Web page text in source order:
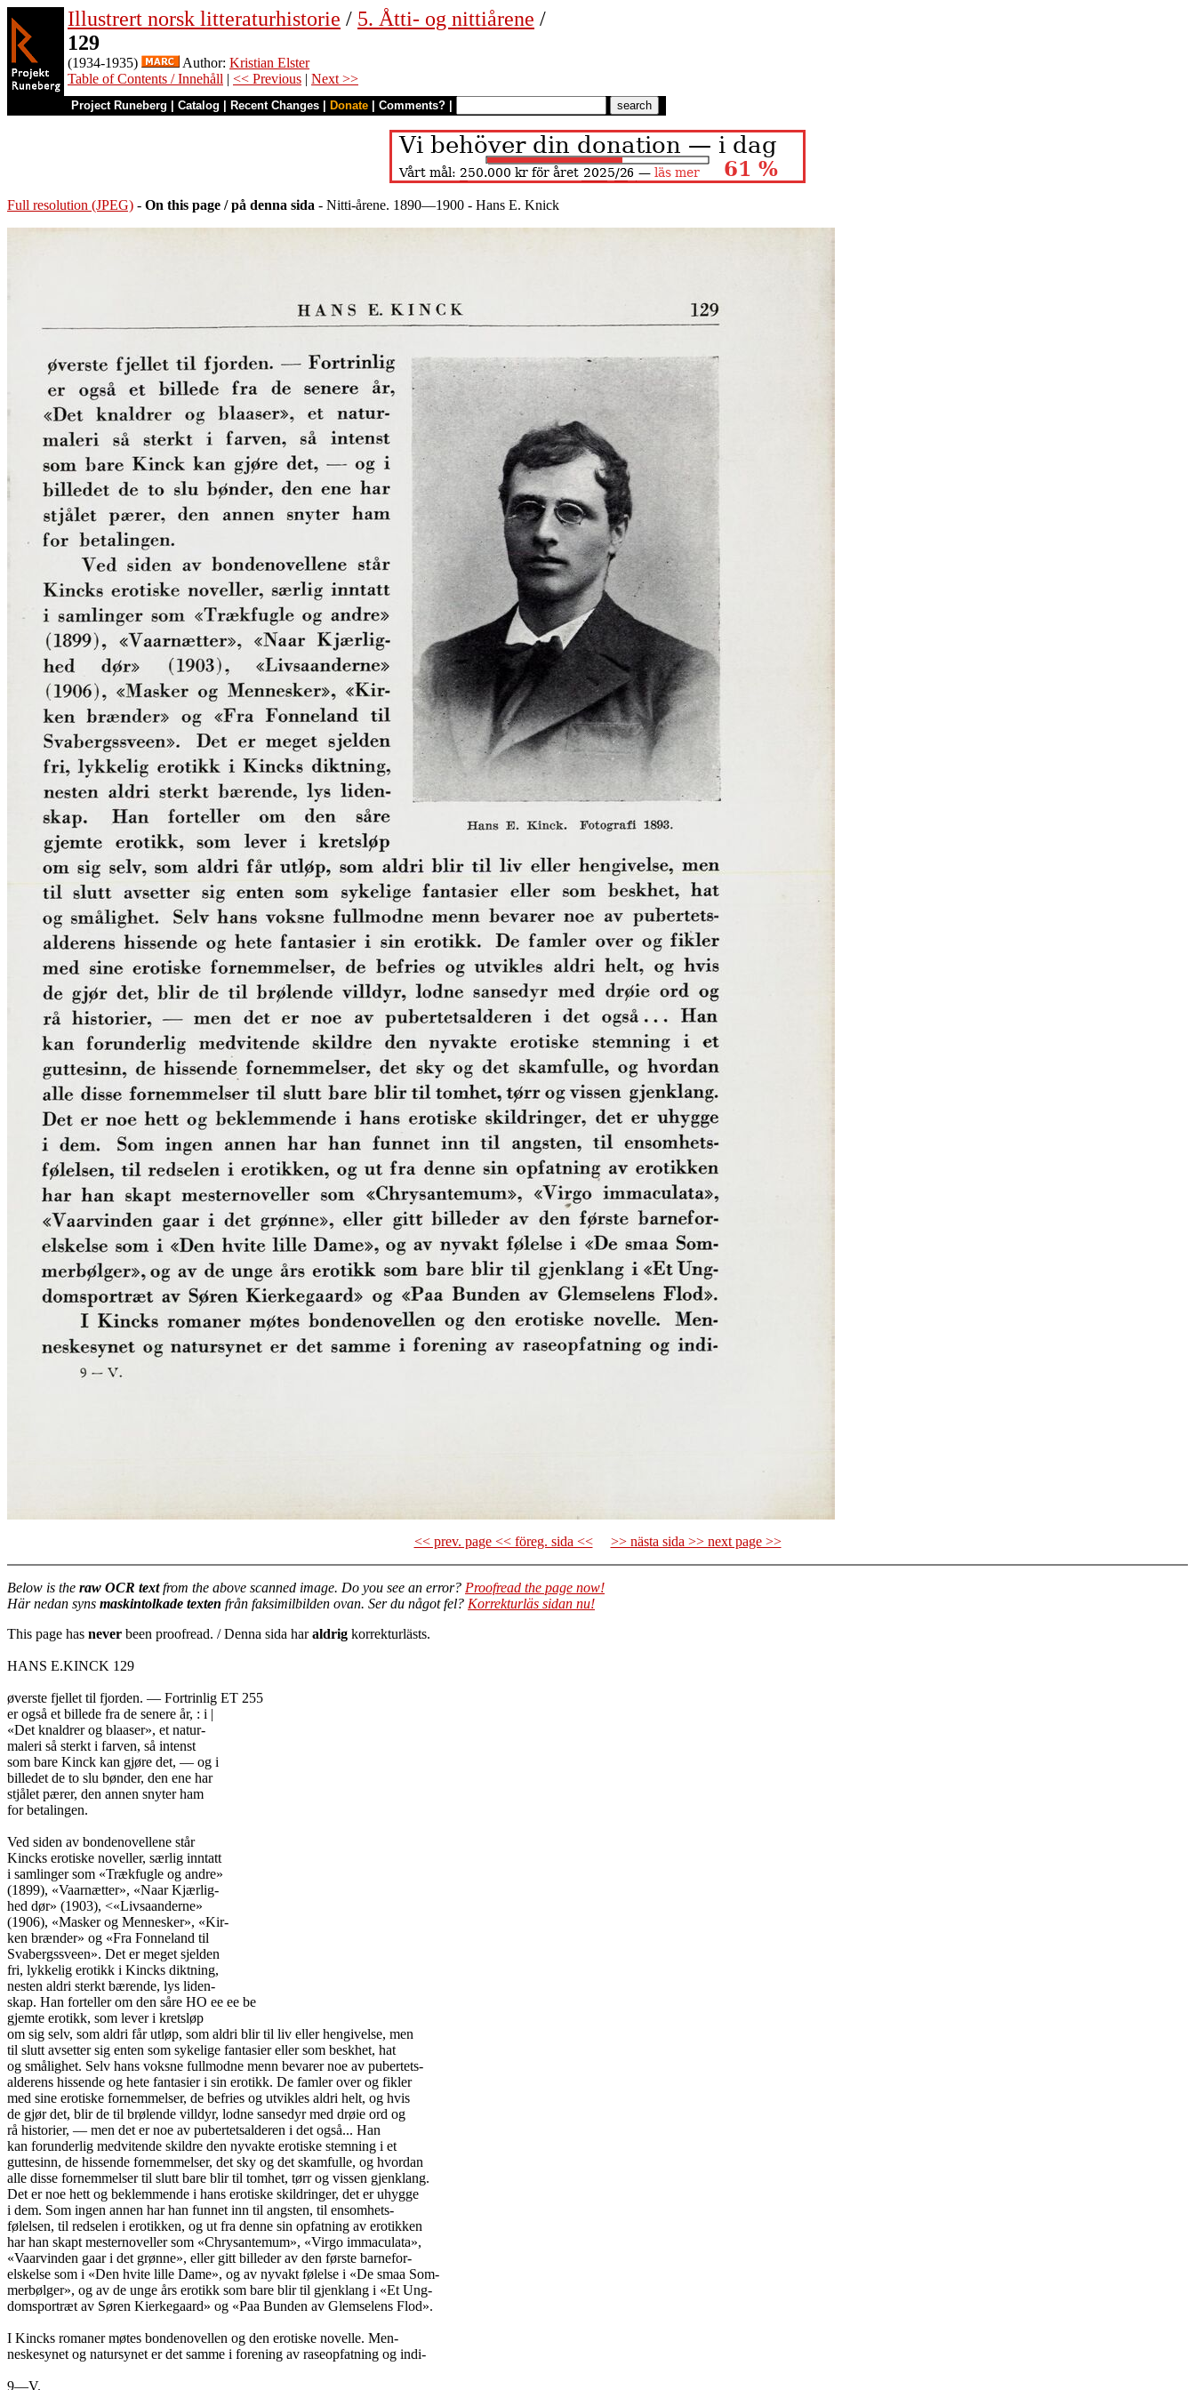
Illustrert norsk litteraturhistorie / 5. Åtti- og nittiårene /
129
(1934-1935) Author: Kristian Elster
Table of Contents / Innehåll | << Previous | Next >>
Project Runeberg Catalog Recent Changes Donate Comments?
Full resolution (JPEG) - On this page / på denna sida - Nitti-årene. 1890—1900 - Hans E. Knick
<< prev. page << föreg. sida << >> nästa sida >> next page >>
Below is the raw OCR textfrom the above scanned image. Do you see an error? Proofread the page now!
Här nedan syns maskintolkade texten från faksimilbilden ovan. Ser du något fel? Korrekturläs sidan nu!
This page has never been proofread. / Denna sida haraldrig korrekturlästs.
HANS E.KINCK 129
øverste fjellet til fjorden. — Fortrinlig ET 255
er også et billede fra de senere år, : i |
«Det knaldrer og blaaser», et natur-
maleri så sterkt i farven, så intenst
som bare Kinck kan gjøre det, — og i
billedet de to slu bønder, den ene har
stjålet pærer, den annen snyter ham
for betalingen.
Ved siden av bondenovellene står
Kincks erotiske noveller, særlig inntatt
i samlinger som «Trækfugle og andre»
(1899), «Vaarnætter», «Naar Kjærlig-
hed dør» (1903), <«Livsaanderne»
(1906), «Masker og Mennesker», «Kir-
ken brænder» og «Fra Fonneland til
Svabergssveen». Det er meget sjelden
fri, lykkelig erotikk i Kincks diktning,
nesten aldri sterkt bærende, lys liden-
skap. Han forteller om den såre HO ee ee be
gjemte erotikk, som lever i kretsløp
om sig selv, som aldri får utløp, som aldri blir til liv eller hengivelse, men
til slutt avsetter sig enten som sykelige fantasier eller som beskhet, hat
og smålighet. Selv hans voksne fullmodne menn bevarer noe av pubertets-
alderens hissende og hete fantasier i sin erotikk. De famler over og fikler
med sine erotiske fornemmelser, de befries og utvikles aldri helt, og hvis
de gjør det, blir de til brølende villdyr, lodne sansedyr med drøie ord og
rå historier, — men det er noe av pubertetsalderen i det også... Han
kan forunderlig medvitende skildre den nyvakte erotiske stemning i et
guttesinn, de hissende fornemmelser, det sky og det skamfulle, og hvordan
alle disse fornemmelser til slutt bare blir til tomhet, tørr og vissen gjenklang.
Det er noe hett og beklemmende i hans erotiske skildringer, det er uhygge
i dem. Som ingen annen har han funnet inn til angsten, til ensomhets-
følelsen, til redselen i erotikken, og ut fra denne sin opfatning av erotikken
har han skapt mesternoveller som «Chrysantemum», «Virgo immaculata»,
«Vaarvinden gaar i det grønne», eller gitt billeder av den første barnefor-
elskelse som i «Den hvite lille Dame», og av nyvakt følelse i «De smaa Som-
merbølger», og av de unge års erotikk som bare blir til gjenklang i «Et Ung-
domsportræt av Søren Kierkegaard» og «Paa Bunden av Glemselens Flod».
I Kincks romaner møtes bondenovellen og den erotiske novelle. Men-
neskesynet og natursynet er det samme i forening av raseopfatning og indi-
9—V.